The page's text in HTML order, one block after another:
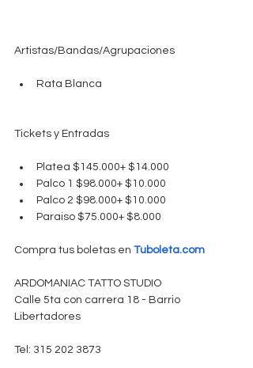
Artistas/Bandas/Agrupaciones
Rata Blanca
Tickets y Entradas
Platea $145.000+ $14.000
Palco 1 $98.000+ $10.000
Palco 2 $98.000+ $10.000
Paraiso $75.000+ $8.000
Compra tus boletas en Tuboleta.com
ARDOMANIAC TATTO STUDIO
Calle 5ta con carrera 18 - Barrio
Libertadores
Tel: 315 202 3873